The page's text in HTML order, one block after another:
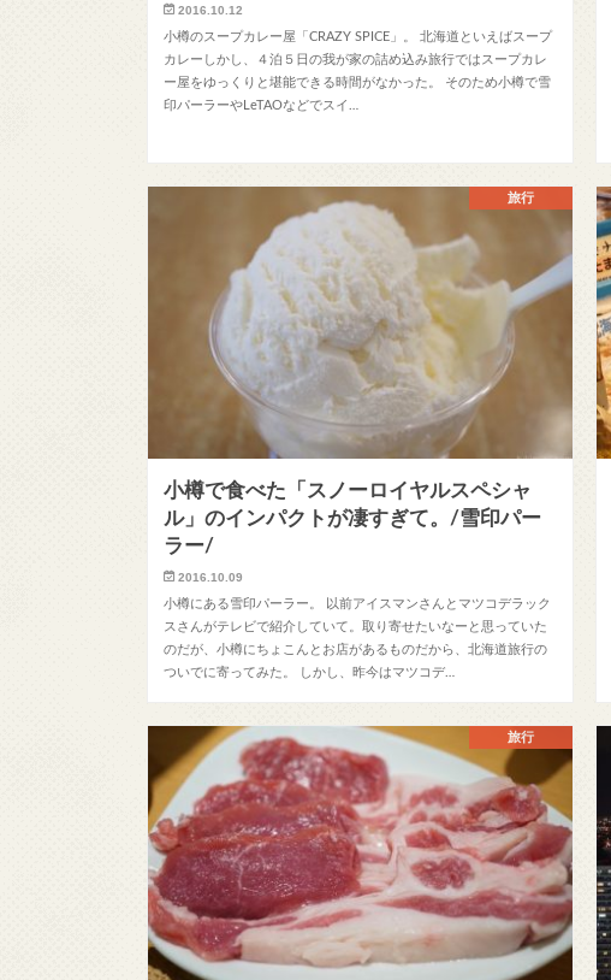
2016.10.12
小樽のスープカレー屋「CRAZY SPICE」。 北海道といえばスープ
カレーしかし、４泊５日の我が家の詰め込み旅行ではスープカレ
ー屋をゆっくりと堪能できる時間がなかった。 そのため小樽で雪
印パーラーやLeTAOなどでスイ…
旅行
小樽で食べた「スノーロイヤルスペシャ
ル」のインパクトが凄すぎて。/雪印パー
ラー/
2016.10.09
小樽にある雪印パーラー。 以前アイスマンさんとマツコデラック
スさんがテレビで紹介していて。取り寄せたいなーと思っていた
のだが、小樽にちょこんとお店があるものだから、北海道旅行の
ついでに寄ってみた。 しかし、昨今はマツコデ…
旅行